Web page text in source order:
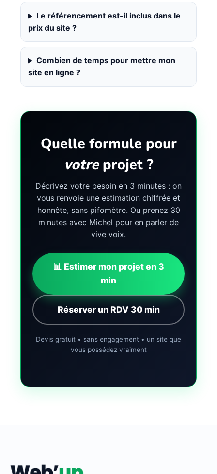
Le référencement est-il inclus dans le
prix du site ?
Combien de temps pour mettre mon
site en ligne ?
Quelle formule pour
votreprojet ?
Décrivez votre besoin en 3 minutes : on
vous renvoie une estimation chiffrée et
honnête, sans pifomètre. Ou prenez 30
minutes avec Michel pour en parler de
vive voix.
📊 Estimer mon projet en 3
min
Réserver un RDV 30 min
Devis gratuit • sans engagement • un site que
vous possédez vraiment